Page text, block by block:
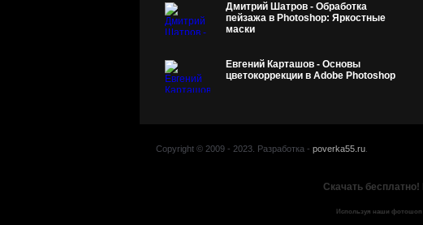
Дмитрий Шатров - Обработка
пейзажа в Photoshop: Яркостные
маски
Евгений Карташов - Основы
цветокоррекции в Adobe Photoshop
Copyright © 2009 - 2023. Разработка - poverka55.ru
Скачать
Используя наши фотошоп